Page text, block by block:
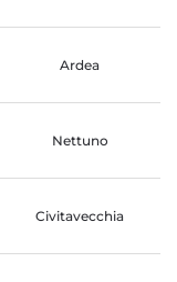
Ardea
Nettuno
Civitavecchia